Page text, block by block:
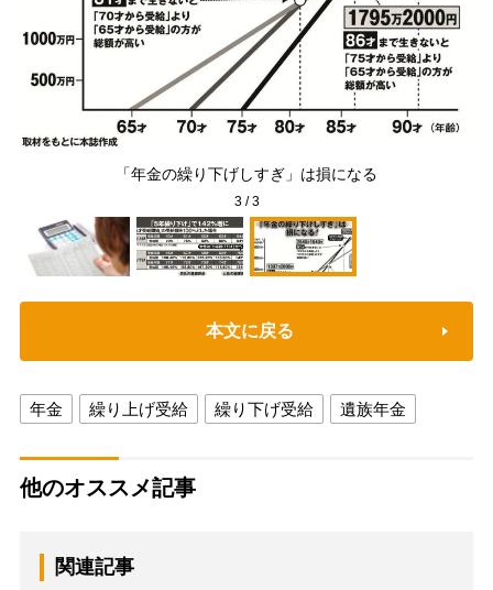
「年金の繰り下げしすぎ」は損になる
3/3
本文に戻る
年金 繰り上げ受給 繰り下げ受給 遺族年金
他のオススメ記事
関連記事